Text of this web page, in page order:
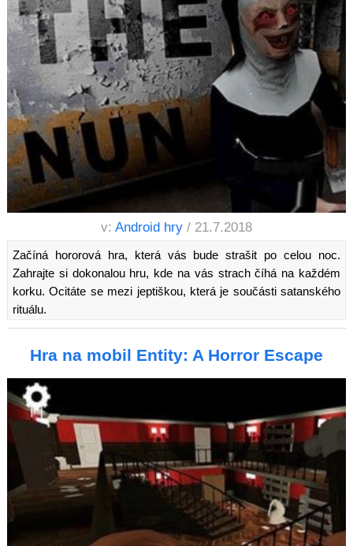
v: Android hry / 21.7.2018
Začíná hororová hra, která vás bude strašit po celou noc.
Zahrajte si dokonalou hru, kde na vás strach číhá na každém
korku. Ocitáte se mezi jeptiškou, která je součásti satanského
rituálu.
Hra na mobil Entity: A Horror Escape